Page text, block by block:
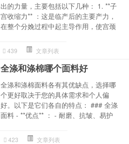
出的力量，主要包括以下几种： 1. **子
宫收缩力** ：这是临产后的主要产力，
在整个分娩过程中起主导作用，使宫颈
439 文章列表
全涤和涤棉哪个面料好
全涤和涤棉面料各有其优缺点，选择哪
个更好取决于您的具体需求和个人偏
好。以下是它们各自的特点： ### 全涤
面料 - **优点** ： - 耐磨、抗皱、易护
423 文章列表